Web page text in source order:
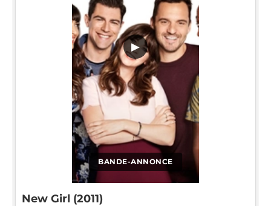
BANDE-ANNONCE
▶
New Girl (2011)